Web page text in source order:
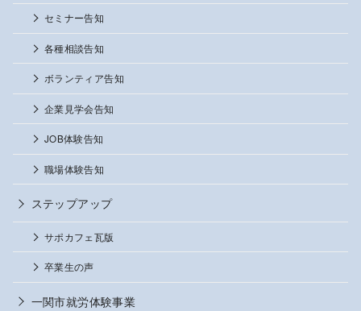
セミナー告知
各種相談告知
ボランティア告知
企業見学会告知
JOB体験告知
職場体験告知
ステップアップ
サポカフェ瓦版
卒業生の声
一関市就労体験事業